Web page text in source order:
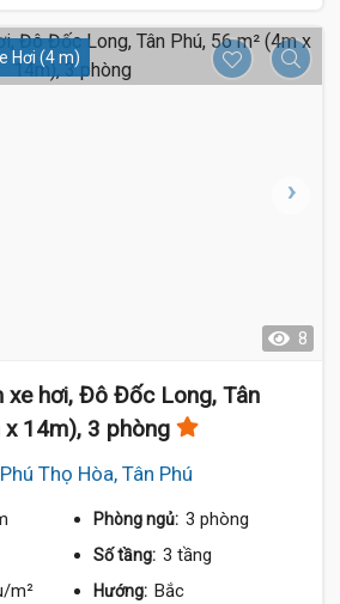
Hơi (4 m)
8
xe hơi, Đô Đốc Long, Tân
x 14m), 3 phòng
Thọ Hòa, Tân Phú
Phòng ngủ: 3 phòng
Số tầng: 3 tầng
m² Hướng: Bắc